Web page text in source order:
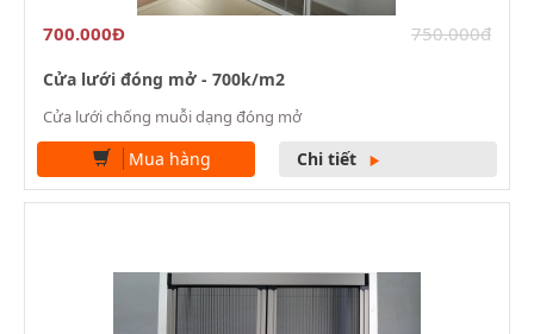
700.000Đ 750.000đ
Cửa lưới đóng mở - 700k/m2
Cửa lưới chống muỗi dạng đóng mở
Mua hàng Chi tiết